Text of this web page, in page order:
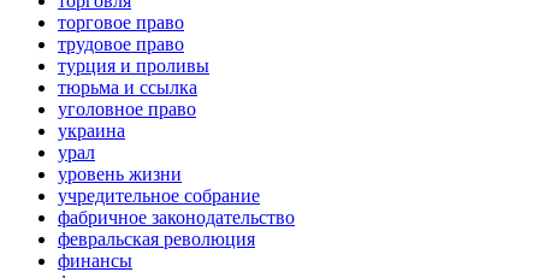
торговое право
трудовое право
турция и проливы
тюрьма и ссылка
уголовное право
украина
урал
уровень жизни
учредительное собрание
фабричное законодательство
февральская революция
финансы